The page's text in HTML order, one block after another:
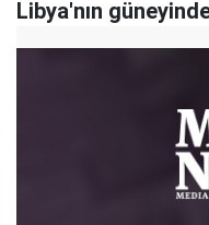
Libya'nın